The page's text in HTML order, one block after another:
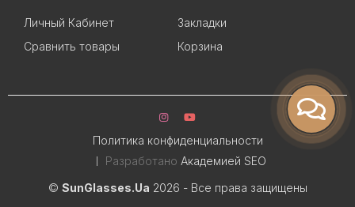
Личный Кабинет
Закладки
Сравнить товары
Корзина
© SunGlasses.Ua 2026 - Все права защищены
Политика конфиденциальности
Разработано Академией SEO